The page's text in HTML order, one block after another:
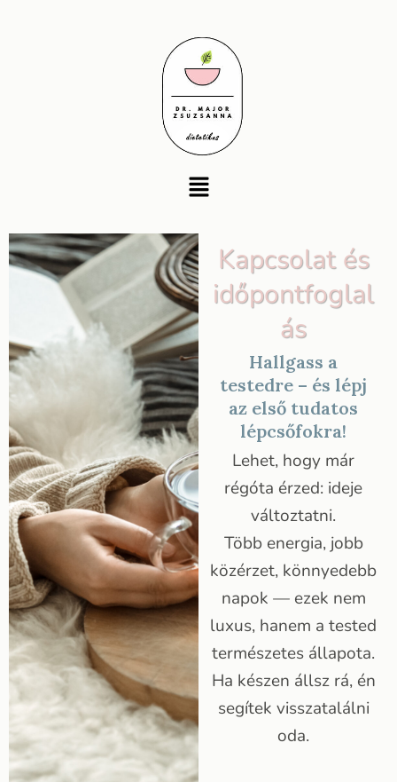
Menu
Kapcsolat és
időpontfoglal
ás
Hallgass a
testedre – és lépj
az első tudatos
lépcsőfokra!
Lehet, hogy már
régóta érzed: ideje
változtatni.
Több energia, jobb
közérzet, könnyedebb
napok — ezek nem
luxus, hanem a tested
természetes állapota.
Ha készen állsz rá, én
segítek visszatalálni
oda.